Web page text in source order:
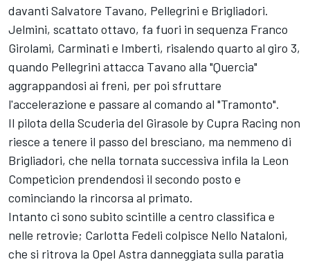
davanti Salvatore Tavano, Pellegrini e Brigliadori.
Jelmini, scattato ottavo, fa fuori in sequenza Franco
Girolami, Carminati e Imberti, risalendo quarto al giro 3,
quando Pellegrini attacca Tavano alla "Quercia"
aggrappandosi ai freni, per poi sfruttare
l'accelerazione e passare al comando al "Tramonto".
Il pilota della Scuderia del Girasole by Cupra Racing non
riesce a tenere il passo del bresciano, ma nemmeno di
Brigliadori, che nella tornata successiva infila la Leon
Competicion prendendosi il secondo posto e
cominciando la rincorsa al primato.
Intanto ci sono subito scintille a centro classifica e
nelle retrovie; Carlotta Fedeli colpisce Nello Nataloni,
che si ritrova la Opel Astra danneggiata sulla paratia